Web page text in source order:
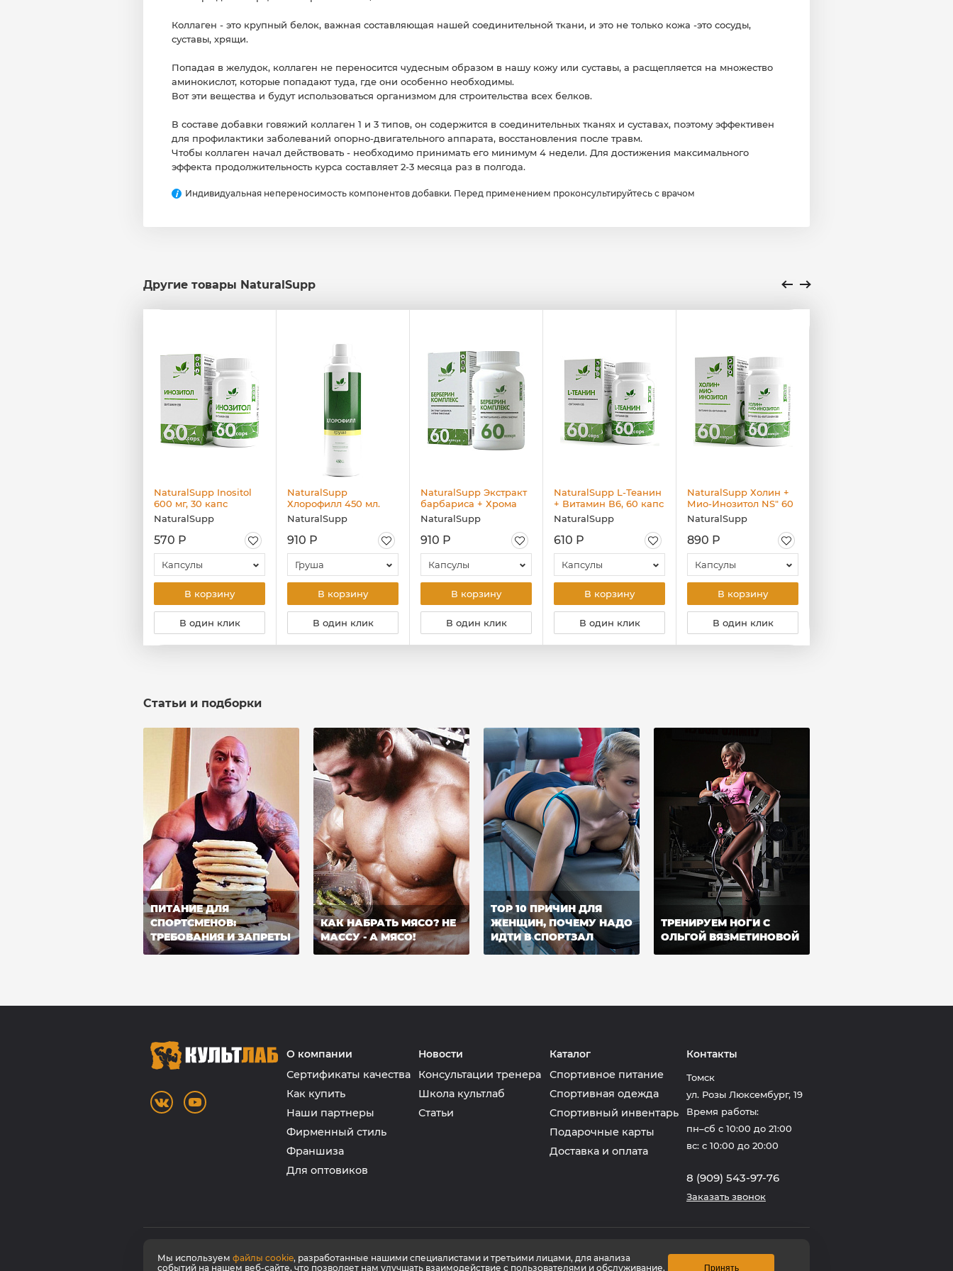
Коллаген - это крупный белок, важная составляющая нашей соединительной ткани, и это не только кожа -это сосуды,
суставы, хрящи.
Попадая в желудок, коллаген не переносится чудесным образом в нашу кожу или суставы, а расщепляется на множество
аминокислот, которые попадают туда, где они особенно необходимы.
Вот эти вещества и будут использоваться организмом для строительства всех белков.
В составе добавки говяжий коллаген 1 и 3 типов, он содержится в соединительных тканях и суставах, поэтому эффективен
для профилактики заболеваний опорно-двигательного аппарата, восстановления после травм.
Чтобы коллаген начал действовать - необходимо принимать его минимум 4 недели. Для достижения максимального
эффекта продолжительность курса составляет 2-3 месяца раз в полгода.
i Индивидуальная непереносимость компонентов добавки. Перед применением проконсультируйтесь с врачом
Другие товары NaturalSupp
NaturalSupp Inositol
600 мг, 30 капс
NaturalSupp
570 Р
Капсулы
В корзину
В один клик
NaturalSupp
Хлорофилл 450 мл.
NaturalSupp
910 Р
Груша
В корзину
В один клик
NaturalSupp Экстракт
барбариса + Хрома
пиколинат NS» 60
NaturalSupp
910 Р
Капсулы
В корзину
В один клик
NaturalSupp L-Теанин
+ Витамин В6, 60 капс
NaturalSupp
610 Р
Капсулы
В корзину
В один клик
NaturalSupp Холин +
Мио-Инозитол NS" 60
капс.
NaturalSupp
890 Р
Капсулы
В корзину
В один клик
Статьи и подборки
ПИТАНИЕ ДЛЯ
СПОРТСМЕНОВ:
ТРЕБОВАНИЯ И ЗАПРЕТЫ
КАК НАБРАТЬ МЯСО? НЕ
МАССУ - А МЯСО!
TOP 10 ПРИЧИН ДЛЯ
ЖЕНЩИН, ПОЧЕМУ НАДО
ИДТИ В СПОРТЗАЛ
ТРЕНИРУЕМ НОГИ С
ОЛЬГОЙ ВЯЗМЕТИНОВОЙ
О компании
Сертификаты качества
Как купить
Наши партнеры
Фирменный стиль
Франшиза
Для оптовиков
Новости
Консультации тренера
Школа культлаб
Статьи
Каталог
Спортивное питание
Спортивная одежда
Спортивный инвентарь
Подарочные карты
Доставка и оплата
Контакты
Томск
ул. Розы Люксембург, 19
Время работы:
пн–сб с 10:00 до 21:00
вс: с 10:00 до 20:00
8 (909) 543-97-76
Заказать звонок
© КультЛаб Спортивное питание
Создание сайта1GT
Мы используем файлы cookie, разработанные нашими специалистами и третьими лицами, для анализа
событий на нашем веб-сайте, что позволяет нам улучшать взаимодействие с пользователями и обслуживание.
Принять